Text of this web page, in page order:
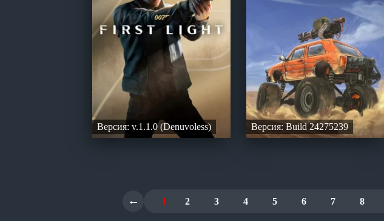
Версия: v.1.1.0 (Denuvoless) Версия: Build 24275239
← 1 2 3 4 5 6 7 8